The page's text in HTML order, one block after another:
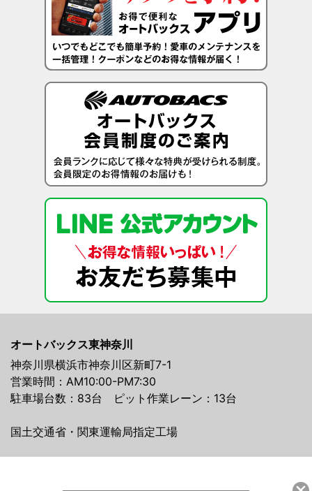
オートバックス東神奈川
神奈川県横浜市神奈川区新町7-1
営業時間：AM10:00-PM7:30
駐車場台数：83台 ピット作業レーン：13台
国土交通省・関東運輸局指定工場